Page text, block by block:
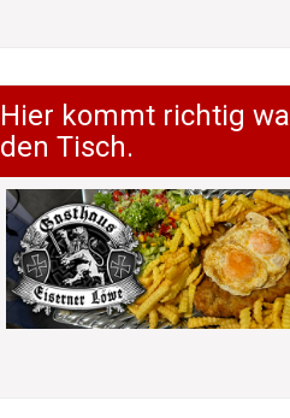
Hier kommt richtig
den Tisch.